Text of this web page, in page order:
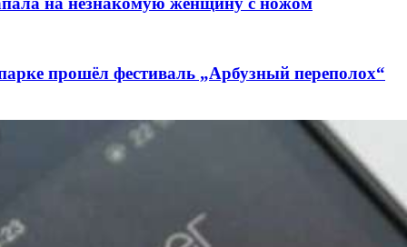
прошёл фестиваль „Арбузный переполох“
контракты на 3,6 млн долларов